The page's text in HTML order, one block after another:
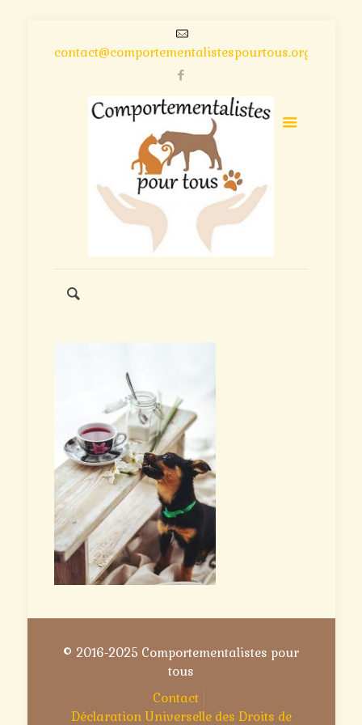
contact@comportementalistespourtous.org
© 2016-2025 Comportementalistes pour
tous
Contact
Déclaration Universelle des Droits de